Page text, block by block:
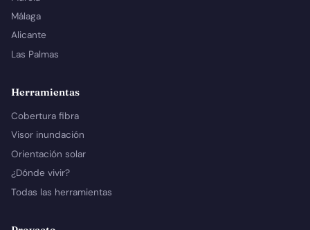
Málaga
Alicante
Las Palmas
Herramientas
Cobertura fibra
Visor inundación
Orientación solar
¿Dónde vivir?
Todas las herramientas